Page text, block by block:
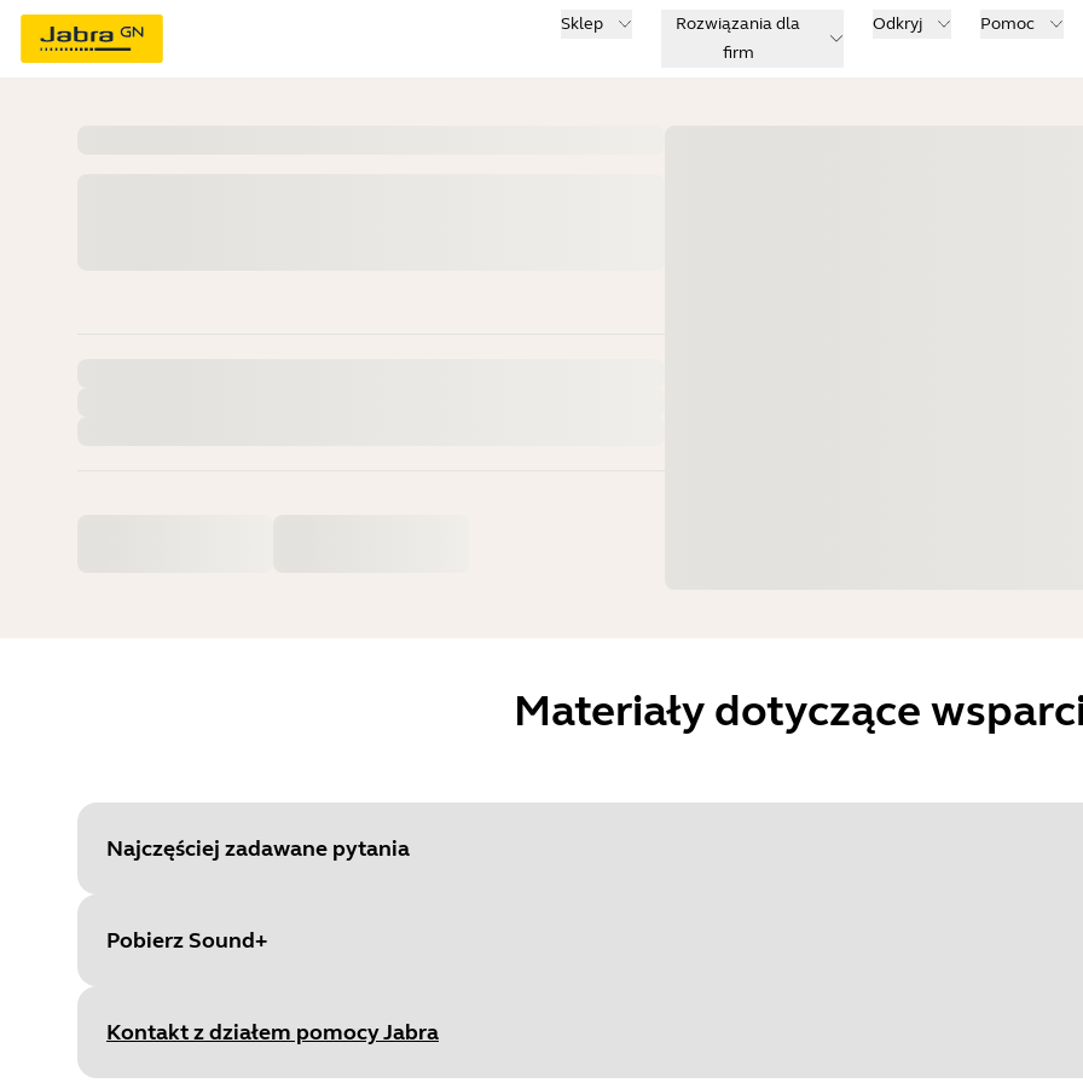
Sklep
Rozwiązania dla
firm
Odkryj Pomoc
Materiały dotyczące
Najczęściej zadawane pytania
Pobierz Sound+
Kontakt z działem pomocy Jabra